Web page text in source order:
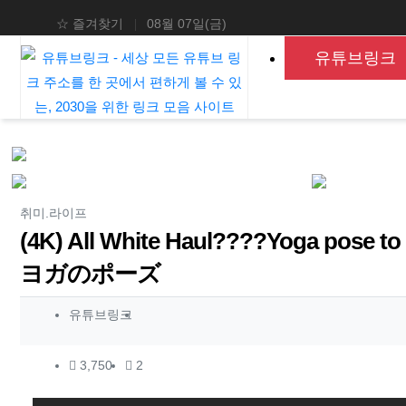
상단 네비
☆ 즐겨찾기 08월 07일(금)
메인 메뉴 유튜브링크
취미.라이프
(4K) All White Haul????Yoga pose
ヨガのポーズ
작성자 정보
유튜브링크
컨텐츠 정보
3,750조회 2